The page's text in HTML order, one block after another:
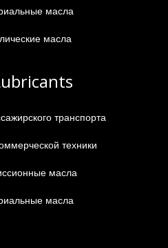
масла
масла
транспорта
техники
масла
масла